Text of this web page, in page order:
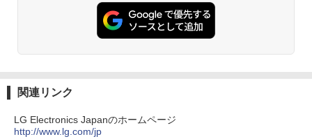
￥1,112
エース)
関連リンク
LG Electronics Japanのホームページ
http://www.lg.com/jp